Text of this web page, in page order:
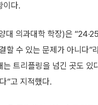
이다.
대 의과대학 학장)은
할 수 있는 문제가 아니다
는 트리플링을 넘긴 곳도
”고 지적했다.